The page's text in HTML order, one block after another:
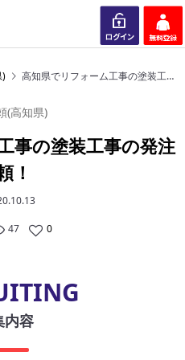
ログイン 会員登録
) 高知県でリフォーム工事の塗装工事の発注依頼！
(高知県)
事の塗装工事の発注
！
47 0
内容